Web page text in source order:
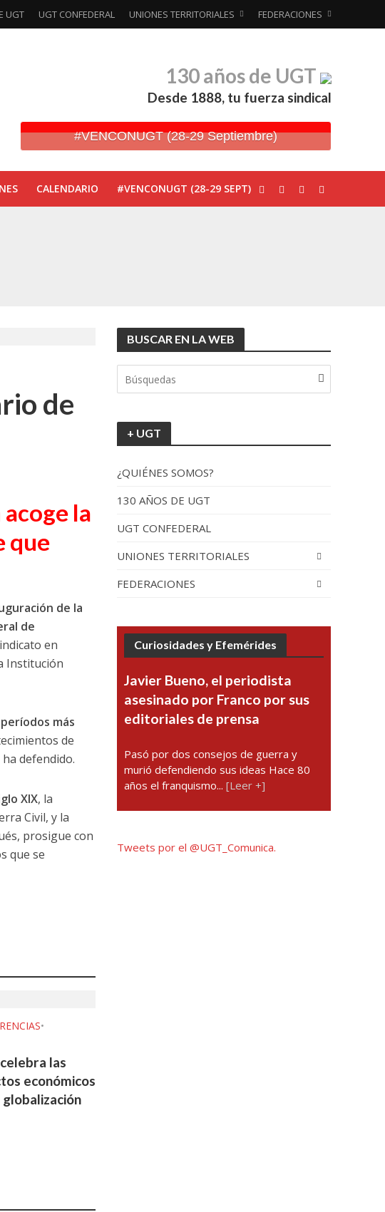
UGT UGT CONFEDERAL UNIONES TERRITORIALES FEDERACIONES
130 años de UGT
Desde 1888, tu fuerza sindical
#VENCONUGT (28-29 Septiembre)
CALENDARIO #VENCONUGT (28-29 SEPT)
comenzó su recorrido por España
de
la
que
de la
de
en
Institución
más
de
defendido.
XIX, la
Civil, y la
prosigue con
que se
•
las
económicos
BUSCAR EN LA WEB
+ UGT
¿QUIÉNES SOMOS?
130 AÑOS DE UGT
UGT CONFEDERAL
UNIONES TERRITORIALES
FEDERACIONES
Curiosidades y Efemérides
Javier Bueno, el periodista
asesinado por Franco por sus
editoriales de prensa
Pasó por dos consejos de guerra y
murió defendiendo sus ideas Hace 80
años el franquismo...[Leer +]
Tweets por el @UGT_Comunica.